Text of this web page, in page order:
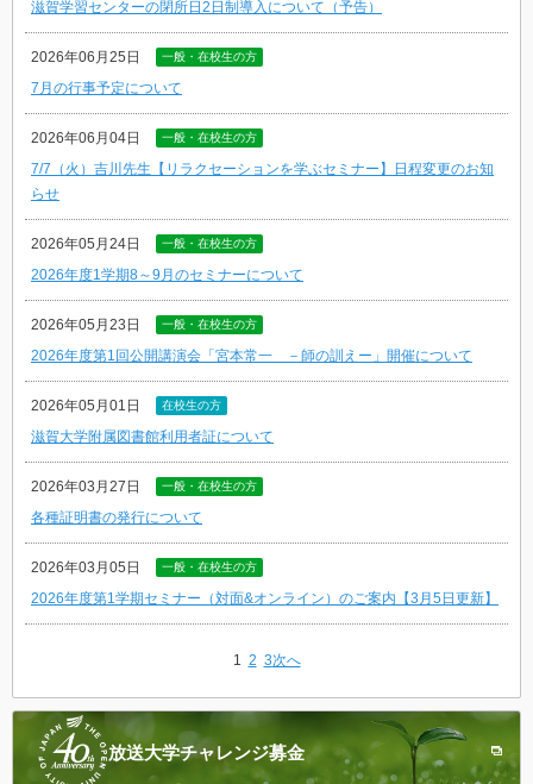
滋賀学習センターの閉所日2日制導入について（予告）
2026年06月25日 一般・在校生の方
7月の行事予定について
2026年06月04日 一般・在校生の方
7/7（火）吉川先生【リラクセーションを学ぶセミナー】日程変更のお知
らせ
2026年05月24日 一般・在校生の方
2026年度1学期8～9月のセミナーについて
2026年05月23日 一般・在校生の方
2026年度第1回公開講演会「宮本常一 －師の訓えー」開催について
2026年05月01日 在校生の方
滋賀大学附属図書館利用者証について
2026年03月27日 一般・在校生の方
各種証明書の発行について
2026年03月05日 一般・在校生の方
2026年度第1学期セミナー（対面&オンライン）のご案内【3月5日更新】
1 2 3次へ
放送大学チャレンジ募金